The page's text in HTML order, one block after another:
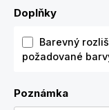
Doplňky
Barevný
požadované
Poznámka